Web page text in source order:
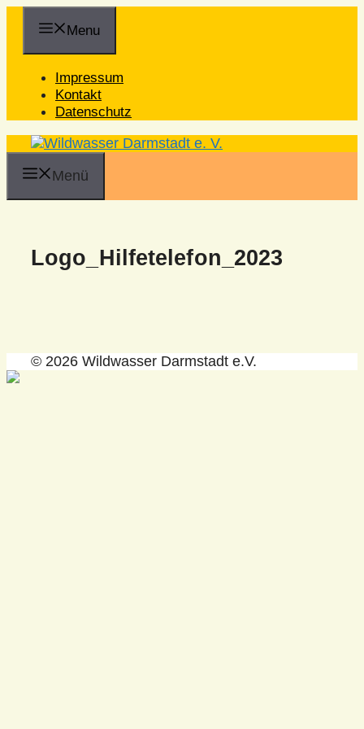
Inhalt
Menu
Impressum
Kontakt
Datenschutz
Menü
Logo_Hilfetelefon_2023
© 2026 Wildwasser Darmstadt e.V.